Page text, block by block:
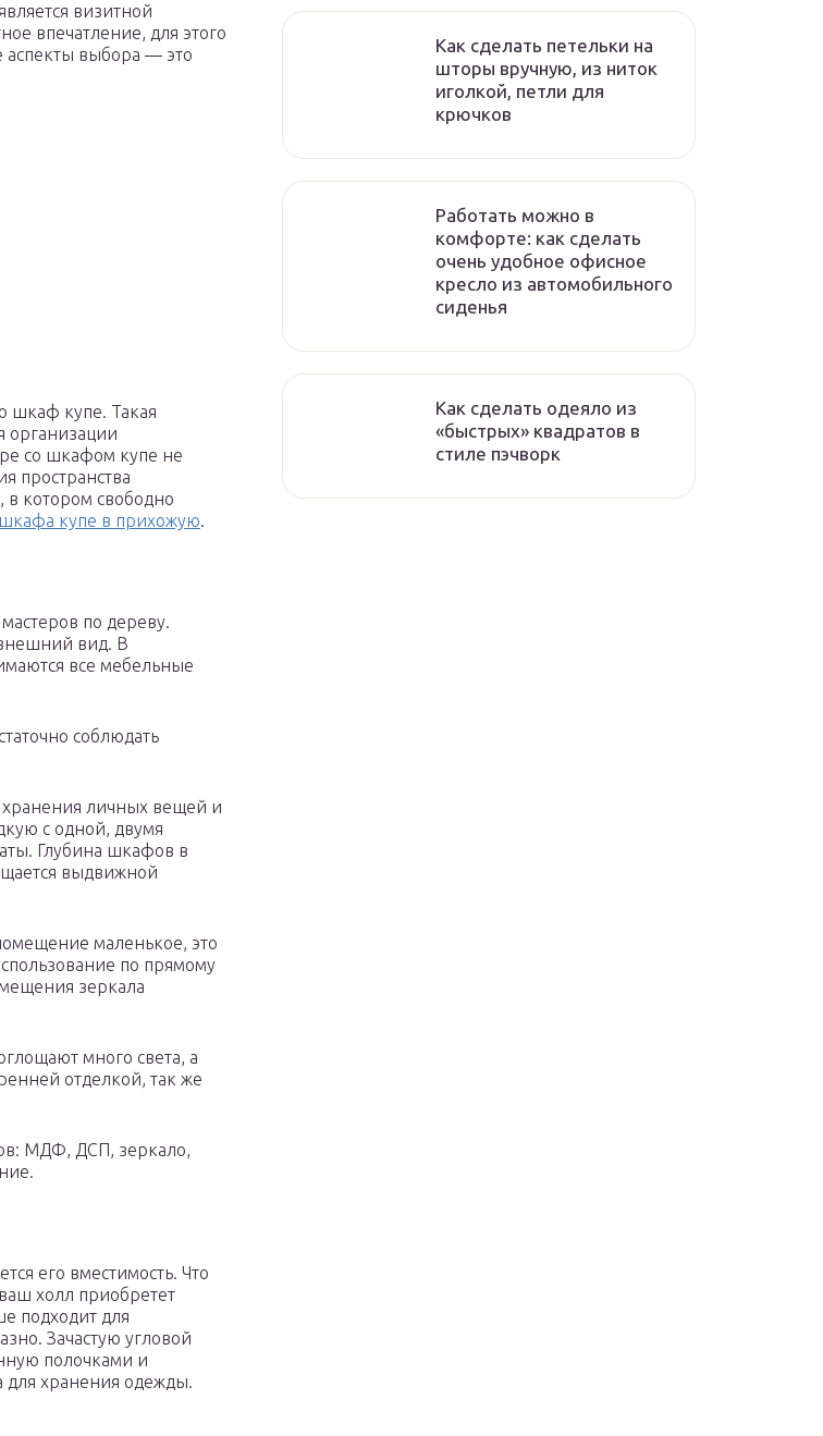
визитной
впечатление, для этого
аспекты выбора — это
шкаф купе. Такая
организации
со шкафом купе не
пространства
в котором свободно
купе в прихожую.
по дереву.
вид. В
все мебельные
соблюдать
хранения личных вещей и
с одной, двумя
Глубина шкафов в
выдвижной
маленькое, это
по прямому
зеркала
много света, а
отделкой, так же
МДФ, ДСП, зеркало,
его вместимость. Что
холл приобретет
подходит для
Зачастую угловой
полочками и
для хранения одежды.
Как сделать петельки на
шторы вручную, из ниток
иголкой, петли для
крючков
Работать можно в
комфорте: как сделать
очень удобное офисное
кресло из автомобильного
сиденья
Как сделать одеяло из
«быстрых» квадратов в
стиле пэчворк